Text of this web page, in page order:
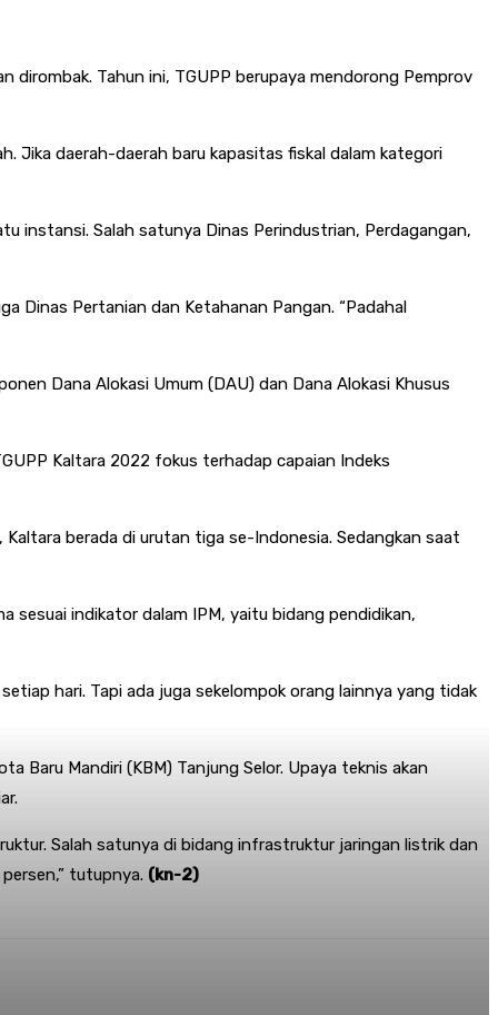
dirombak. Tahun ini, TGUPP berupaya mendorong Pemprov
Jika daerah-daerah baru kapasitas fiskal dalam kategori
instansi. Salah satunya Dinas Perindustrian, Perdagangan,
Dinas Pertanian dan Ketahanan Pangan. “Padahal
Dana Alokasi Umum (DAU) dan Dana Alokasi Khusus
Kaltara 2022 fokus terhadap capaian Indeks
berada di urutan tiga se-Indonesia. Sedangkan saat
sesuai indikator dalam IPM, yaitu bidang pendidikan,
hari. Tapi ada juga sekelompok orang lainnya yang tidak
Baru Mandiri (KBM) Tanjung Selor. Upaya teknis akan
Salah satunya di bidang infrastruktur jaringan listrik dan
tutupnya. (kn-2)